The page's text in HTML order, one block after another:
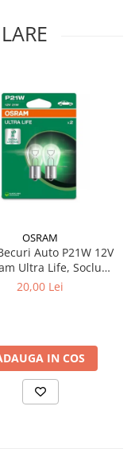
OSRAM
Auto P21W 12V
Ultra Life, Soclu
Durata de Viata
20,00 Lei
IN COS